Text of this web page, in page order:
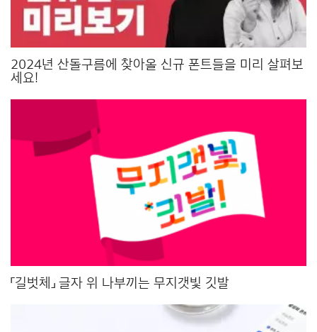
2024년 산돌구름에 찾아올 신규 폰트들을 미리 살펴보
세요!
「길벗체」 글자 위 나부끼는 무지갯빛 깃발